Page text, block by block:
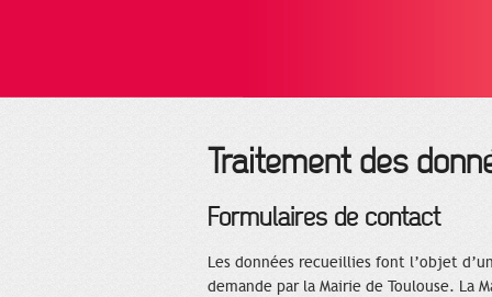
Traitement des
Formulaires de contact
Les données recueillies font l’objet
demande par la Mairie de Toulouse. La